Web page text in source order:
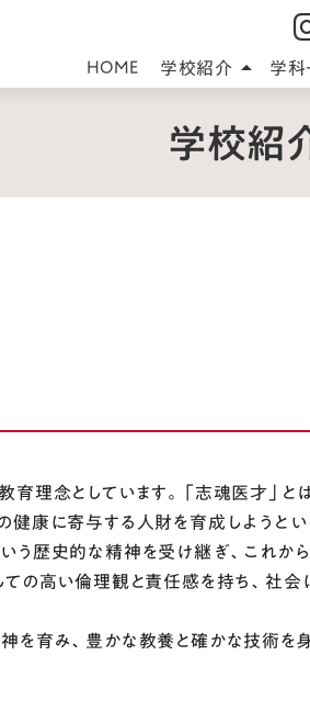
学校紹
理念としています。「志魂医才」と
康に寄与する人財を育成しようとい
う歴史的な精神を受け継ぎ、これか
の高い倫理観と責任感を持ち、社
を育み、豊かな教養と確かな技術
学校紹介 arrow_drop_up 学
HOME